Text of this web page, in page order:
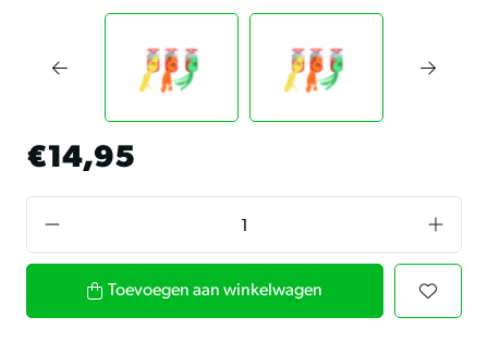
€14,95
Toevoegen aan winkelwagen